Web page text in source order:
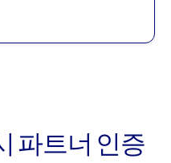
파트너 인증